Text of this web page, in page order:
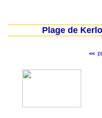
Plage de
<<